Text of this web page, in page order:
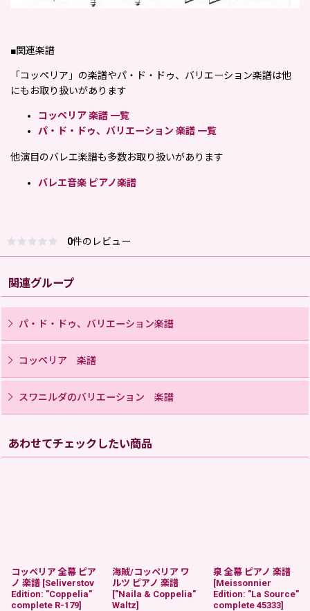
■関連楽譜
「コッペリア」 の楽譜やパ・ド・ドゥ、バリエーション楽譜は他
にもお取り扱いがあります
コッペリア 楽譜 一覧
パ・ド・ドゥ、バリエーション 楽譜 一覧
他演目のバレエ楽譜も多数お取り扱いがあります
バレエ音楽 ピアノ楽譜
0件のレビュー
関連グループ
パ・ド・ドゥ、バリエーション楽譜
コッペリア 楽譜
スワニルダのバリエーション 楽譜
あわせてチェックしたい商品
コッペリア 全幕 ピア
ノ 楽譜 [Seliverstov
Edition: "Coppelia"
complete R-179]
海賊/コッペリア ワ
ルツ ピアノ 楽譜
["Naila & Coppelia"
Waltz]
泉 全幕 ピアノ 楽譜
[Meissonnier
Edition: "La Source"
complete 45333]